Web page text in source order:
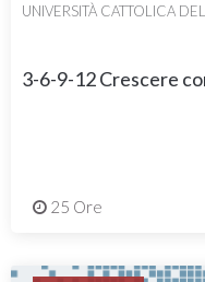
UNIVERSITÀ CATTOLICA
3-6-9-12 Crescere
25 Ore